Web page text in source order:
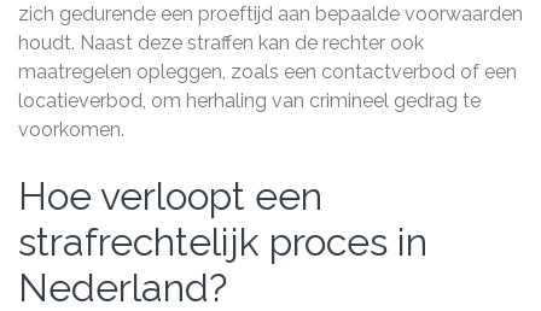
zich gedurende een proeftijd aan bepaalde voorwaarden
houdt. Naast deze straffen kan de rechter ook
maatregelen opleggen, zoals een contactverbod of een
locatieverbod, om herhaling van crimineel gedrag te
voorkomen.
Hoe verloopt een
strafrechtelijk proces in
Nederland?